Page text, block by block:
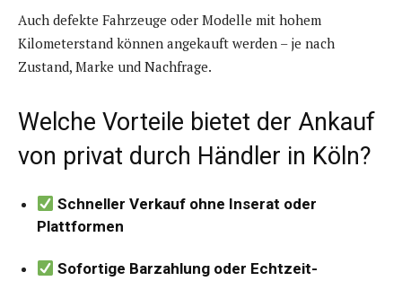
Auch defekte Fahrzeuge oder Modelle mit hohem
Kilometerstand können angekauft werden – je nach
Zustand, Marke und Nachfrage.
Welche Vorteile bietet der Ankauf
von privat durch Händler in Köln?
Schneller Verkauf ohne Inserat oder
Plattformen
Sofortige Barzahlung oder Echtzeit-